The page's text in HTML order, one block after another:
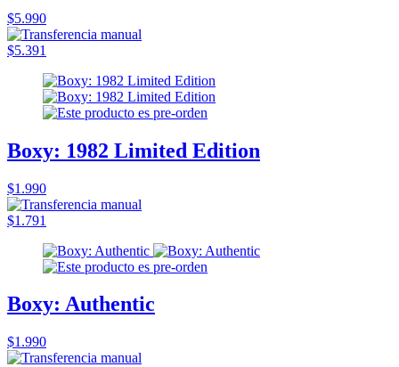
$5.990
$5.391
Boxy: 1982 Limited Edition
$1.990
$1.791
Boxy: Authentic
$1.990